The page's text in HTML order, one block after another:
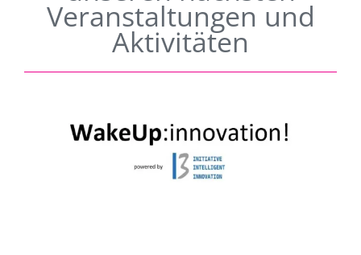
Veranstaltungen und
Aktivitäten